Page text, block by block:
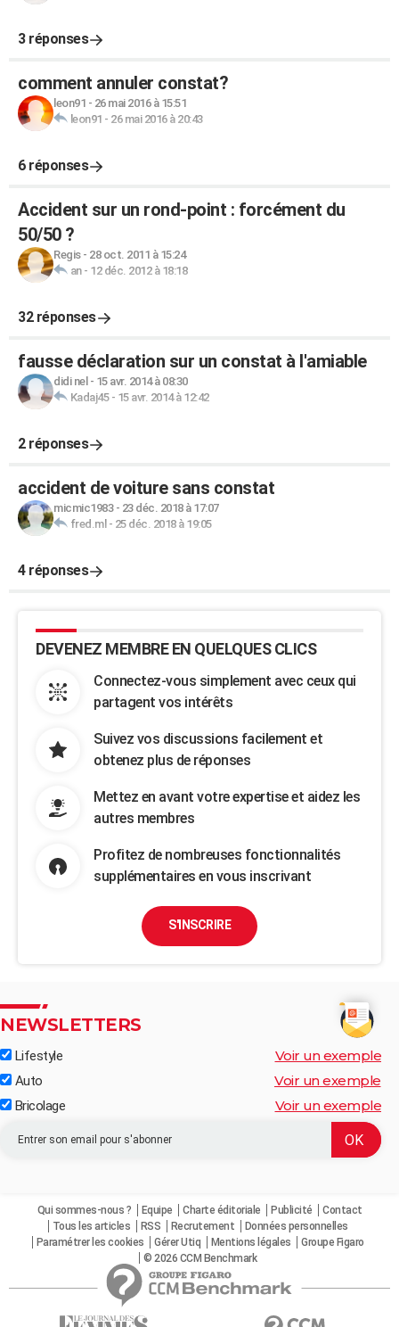
3 réponses
comment annuler constat?
leon91 - 26 mai 2016 à 15:51
leon91 - 26 mai 2016 à 20:43
6 réponses
Accident sur un rond-point : forcément du
50/50 ?
Regis- 28 oct. 2011 à 15:24
an- 12 déc. 2012 à 18:18
32 réponses
fausse déclaration sur un constat à l'amiable
didi nel - 15 avr. 2014 à 08:30
Kadaj45- 15 avr. 2014 à 12:42
2 réponses
accident de voiture sans constat
micmic1983- 23 déc. 2018 à 17:07
fred.ml - 25 déc. 2018 à 19:05
4 réponses
DEVENEZ MEMBRE EN QUELQUES CLICS
Connectez-vous simplement avec ceux qui
partagent vos intérêts
Suivez vos discussions facilement et
obtenez plus de réponses
Mettez en avant votre expertise et aidez les
autres membres
Profitez de nombreuses fonctionnalités
supplémentaires en vous inscrivant
S'INSCRIRE
NEWSLETTERS
Lifestyle Voir un exemple
Auto Voir un exemple
Bricolage Voir un exemple
Qui sommes-nous ? Equipe Charte éditoriale Publicité
Contact
Tous les articles
RSS Recrutement
Données personnelles
Paramétrer les cookies
Gérer Utiq Mentions légales
Groupe Figaro
© 2026 CCM Benchmark